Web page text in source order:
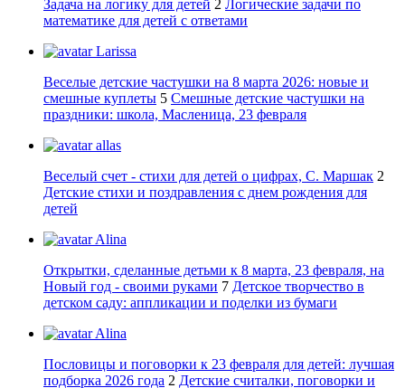
Задача на логику для детей 2 Логические задачи по
математике для детей с ответами
Larissa
Веселые детские частушки на 8 марта 2026: новые и
смешные куплеты 5 Смешные детские частушки на
праздники: школа, Масленица, 23 февраля
allas
Веселый счет - стихи для детей о цифрах, С. Маршак 2
Детские стихи и поздравления с днем рождения для
детей
Alina
Открытки, сделанные детьми к 8 марта, 23 февраля, на
Новый год - своими руками 7 Детское творчество в
детском саду: аппликации и поделки из бумаги
Alina
Пословицы и поговорки к 23 февраля для детей: лучшая
подборка 2026 года 2 Детские считалки, поговорки и